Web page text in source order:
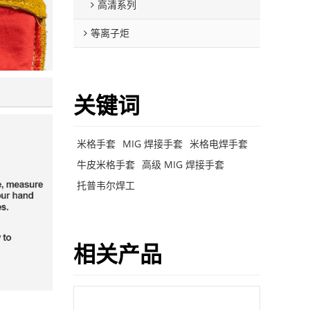
高清系列
等离子炬
关键词
米格手套 MIG 焊接手套 米格电焊手套
牛皮米格手套 高级 MIG 焊接手套
托普韦尔焊工
相关产品